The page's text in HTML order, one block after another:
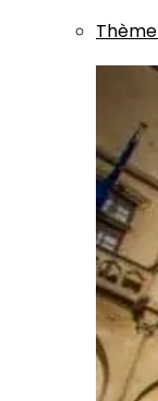
Thème